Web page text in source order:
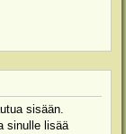
sisään.
sinulle lisää